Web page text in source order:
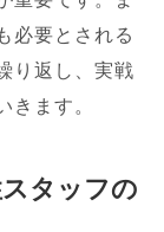
必要とされる
り返し、実戦
きます。
タッフの